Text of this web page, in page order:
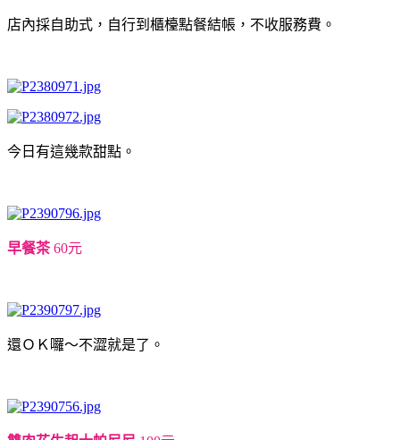
店內採自助式，自行到櫃檯點餐結帳，不收服務費。
今日有這幾款甜點。
早餐茶60元
還ＯＫ囉～不澀就是了。